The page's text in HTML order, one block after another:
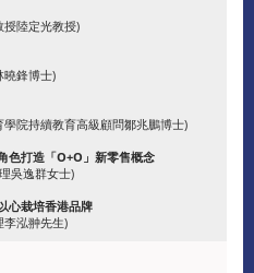
陸定光教授)
曉鋒博士)
院持續教育高級顧問鄒兆鵬博士)
色打造「O+O」新零售概念
吳逸群女士)
心栽培香港品牌
李泓翀先生)